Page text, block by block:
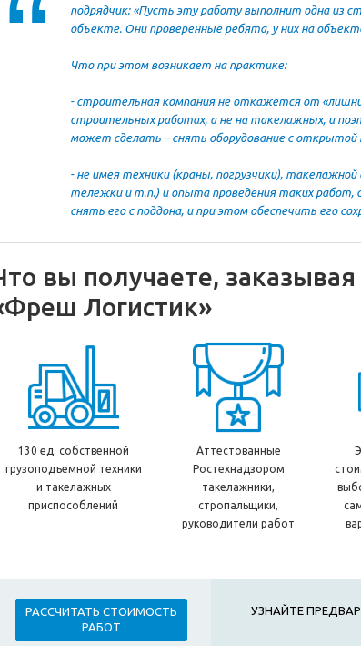
подрядчик: «Пусть эту работу выполнит одна из
объекте. Они проверенные ребята, у них на
Что при этом возникает на практике:
- строительная компания не откажется от
строительных работах, а не на такелажных, и
может сделать – снять оборудование с
- не имея техники (краны, погрузчики),
тележки и т.п.) и опыта проведения таких работ,
снять его с поддона, и при этом обеспечить его
вы получаете, заказывая
Логистик»
130 ед. собственной
грузоподъемной техники
и такелажных
приспособлений
Аттестованные
Ростехнадзором
такелажники,
стропальщики,
руководители работ
РАССЧИТАТЬ СТОИМОСТЬ
РАБОТ
УЗНАЙТЕ